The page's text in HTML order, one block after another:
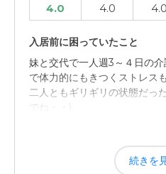
ッフの方々が、全力で接して
負担が大きいのではないかと
外観・内装・居室・設備につ
他のところを見学したことが
真を見ただけの感想ですが、
何かあったらすぐに対応でき
勤されているので、安心して
4.0 4.0 4.0
入居前に困っていたこと
妹と交代で一人週3～４日の
で体力的にもきつくストレス
二人ともギリギリの状態だっ
でね・・)
施設に入ったら入ったで、今
続きを